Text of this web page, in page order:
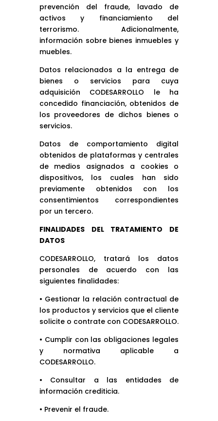
prevención del fraude, lavado de
activos y financiamiento del
terrorismo. Adicionalmente,
información sobre bienes inmuebles y
muebles.
Datos relacionados a la entrega de
bienes o servicios para cuya
adquisición CODESARROLLO le ha
concedido financiación, obtenidos de
los proveedores de dichos bienes o
servicios.
Datos de comportamiento digital
obtenidos de plataformas y centrales
de medios asignados a cookies o
dispositivos, los cuales han sido
previamente obtenidos con los
consentimientos correspondientes
por un tercero.
FINALIDADES DEL TRATAMIENTO DE
DATOS
CODESARROLLO, tratará los datos
personales de acuerdo con las
siguientes finalidades:
• Gestionar la relación contractual de
los productos y servicios que el cliente
solicite o contrate con CODESARROLLO.
• Cumplir con las obligaciones legales
y normativa aplicable a
CODESARROLLO.
• Consultar a las entidades de
información crediticia.
• Prevenir el fraude.